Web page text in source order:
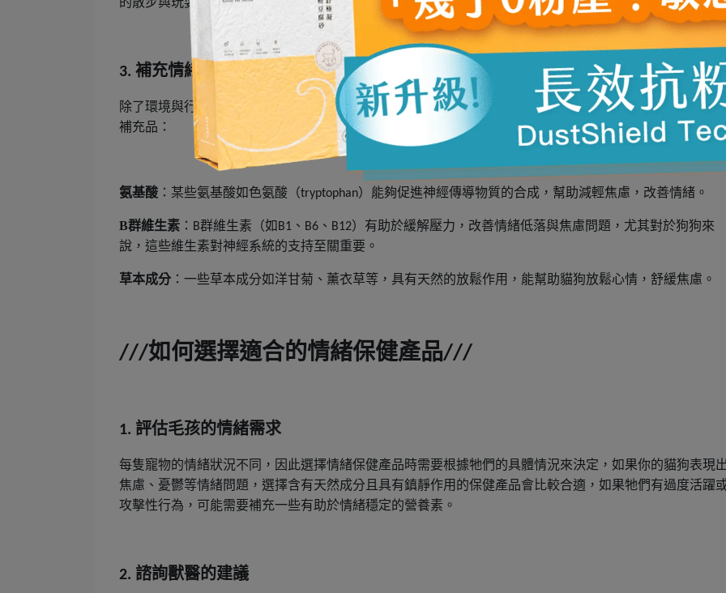
3. 補充情緒支持的營養品
除了環境與行為上的管理，還可以考慮透過補充營養品來支持貓狗的情緒健康，以下是幾種常見的情緒保
補充品：
氨基酸 ：某些氨基酸如色氨酸（tryptophan）能夠促進神經傳導物質的合成，幫助減輕焦慮，改善情緒。
B群維生素 ： B群維生素（如 B1 、 B6 、 B12）有助於緩解壓力，改善情緒低落與焦慮問題，尤其對於狗狗來
說，這些維生素對神經系統的支持至關重要。
草本成分 ：一些草本成分如洋甘菊、薰衣草等，具有天然的放鬆作用，能幫助貓狗放鬆心情，舒緩焦慮。
///如何選擇適合的情緒保健產品///
1. 評估毛孩的情緒需求
每隻寵物的情緒狀況不同，因此選擇情緒保健產品時需要根據牠們的具體情況來決定，如果你的貓狗表現
焦慮、憂鬱等情緒問題，選擇含有天然成分且具有鎮靜作用的保健產品會比較合適，如果牠們有過度活躍
攻擊性行為，可能需要補充一些有助於情緒穩定的營養素。
2. 諮詢獸醫的建議